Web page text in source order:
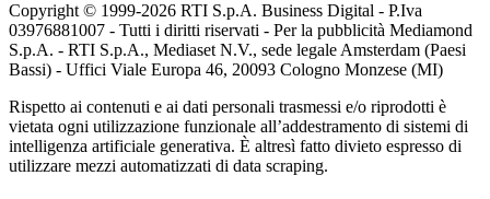
Copyright © 1999-2026 RTI S.p.A. Business Digital - P.Iva
03976881007 - Tutti i diritti riservati - Per la pubblicità Mediamond
S.p.A. - RTI S.p.A., Mediaset N.V., sede legale Amsterdam (Paesi
Bassi) - Uffici Viale Europa 46, 20093 Cologno Monzese (MI)
Rispetto ai contenuti e ai dati personali trasmessi e/o riprodotti è
vietata ogni utilizzazione funzionale all’addestramento di sistemi di
intelligenza artificiale generativa. È altresì fatto divieto espresso di
utilizzare mezzi automatizzati di data scraping.